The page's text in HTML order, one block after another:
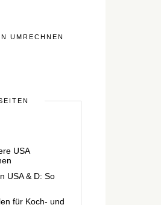
UMRECHNEN
USA
USA & D: So
für Koch- und